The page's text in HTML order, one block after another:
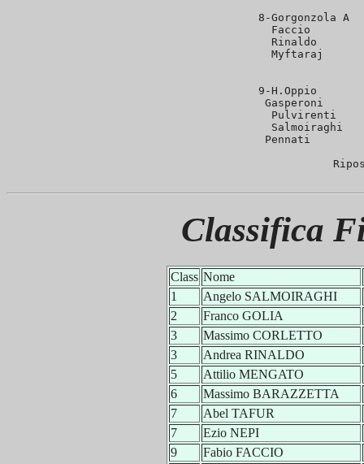
8-Gorgonzola
Faccio
Rinaldo
Myftaraj
9-H.Oppio
Gasperoni
Pulvirenti
Salmoiraghi
Pennati
Classifica
Class Nome
1
Angelo SALMOIRAGHI
2
Franco GOLIA
3
Massimo CORLETTO
3
Andrea RINALDO
5
Attilio MENGATO
6
Massimo BARAZZETTA
7
Abel TAFUR
7
Ezio NEPI
9
Fabio FACCIO